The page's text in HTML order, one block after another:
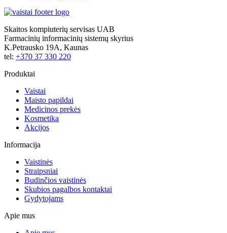
Skaitos kompiuterių servisas UAB
Farmacinių informacinių sistemų skyrius
K.Petrausko 19A, Kaunas
tel: +370 37 330 220
Produktai
Vaistai
Maisto papildai
Medicinos prekės
Kosmetika
Akcijos
Informacija
Vaistinės
Straipsniai
Budinčios vaistinės
Skubios pagalbos kontaktai
Gydytojams
Apie mus